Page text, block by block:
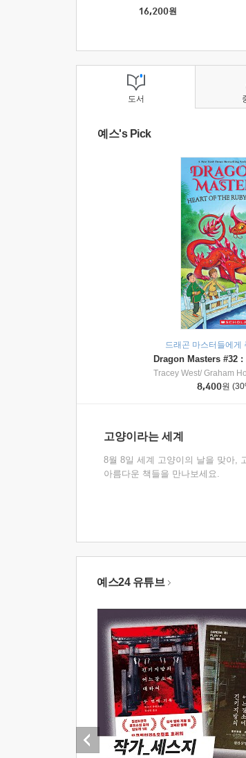
16,200원
도서
예스's Pick
드래곤 마스터들에게
Tracey West/ Graham
8,400원
고양이라는 세계
8월 8일 세계 고양이의 날을 맞아,
아름다운 책들을 만나보세요.
예스24 유튜브